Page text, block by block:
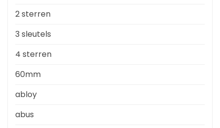
2 sterren
3 sleutels
4 sterren
60mm
abloy
abus